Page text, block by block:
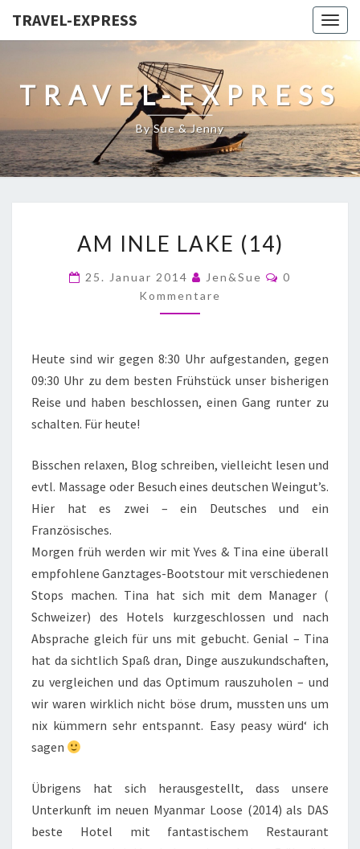
TRAVEL-EXPRESS
TRAVEL-EXPRESS
By Sue & Jenny
AM INLE LAKE (14)
25. Januar 2014 Jen&Sue
0
Kommentare
Heute sind wir gegen 8:30 Uhr aufgestanden, gegen
09:30 Uhr zu dem besten Frühstück unser bisherigen
Reise und haben beschlossen, einen Gang runter zu
schalten. Für heute!
Bisschen relaxen, Blog schreiben, vielleicht lesen und
evtl. Massage oder Besuch eines deutschen Weingut’s.
Hier hat es zwei – ein Deutsches und ein
Französisches.
Morgen früh werden wir mit Yves & Tina eine überall
empfohlene Ganztages-Bootstour mit verschiedenen
Stops machen. Tina hat sich mit dem Manager (
Schweizer) des Hotels kurzgeschlossen und nach
Absprache gleich für uns mit gebucht. Genial – Tina
hat da sichtlich Spaß dran, Dinge auszukundschaften,
zu vergleichen und das Optimum rauszuholen – und
wir waren wirklich nicht böse drum, mussten uns um
nix kümmern sehr entspannt. Easy peasy würd‘ ich
sagen
Übrigens hat sich herausgestellt, dass unsere
Unterkunft im neuen Myanmar Loose (2014) als DAS
beste Hotel mit fantastischem Restaurant